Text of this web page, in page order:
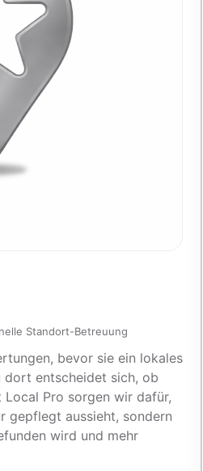
Standort-Betreuung
bevor sie ein lokales
dort entscheidet sich, ob
Pro sorgen wir dafür,
gepflegt aussieht, sondern
wird und mehr